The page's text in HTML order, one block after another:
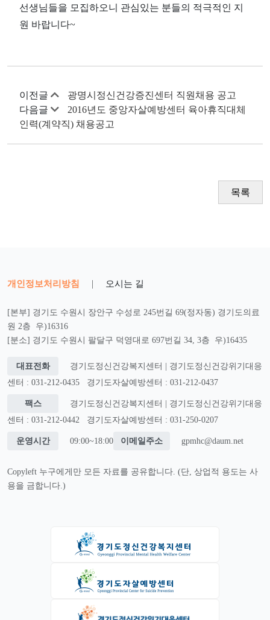
선생님들을 모집하오니 관심있는 분들의 적극적인 지
원 바랍니다~
이전글
광명시정신건강증진센터 직원채용 공고
다음글
2016년도 중앙자살예방센터 육아휴직대체
인력(계약직) 채용공고
목록
개인정보처리방침 | 오시는 길
[본부] 경기도 수원시 장안구 수성로 245번길 69(정자동) 경기도의료
원 2층 우)16316
[분소] 경기도 수원시 팔달구 덕영대로 697번길 34, 3층 우)16435
대표전화
경기도정신건강복지센터 | 경기도정신건강위기대응
센터 : 031-212-0435
경기도자살예방센터 : 031-212-0437
팩스
경기도정신건강복지센터 | 경기도정신건강위기대응
센터 : 031-212-0442
경기도자살예방센터 : 031-250-0207
운영시간 09:00~18:00 이메일주소 gpmhc@daum.net
Copyleft 누구에게만 모든 자료를 공유합니다. (단, 상업적 용도는 사
용을 금합니다.)